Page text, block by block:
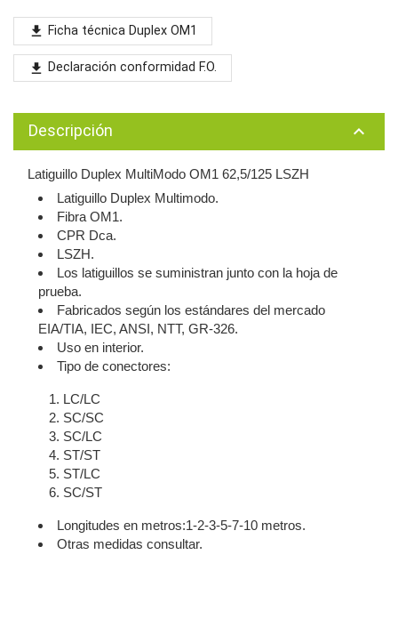
file_download Ficha técnica Duplex OM1
file_download Declaración conformidad F.O.
Descripción keyboard_arrow_up
Latiguillo Duplex MultiModo OM1 62,5/125 LSZH
Latiguillo Duplex Multimodo.
Fibra OM1.
CPR Dca.
LSZH.
Los latiguillos se suministran junto con la hoja de
prueba.
Fabricados según los estándares del mercado
EIA/TIA, IEC, ANSI, NTT, GR-326.
Uso en interior.
Tipo de conectores:
LC/LC
SC/SC
SC/LC
ST/ST
ST/LC
SC/ST
Longitudes en metros:1-2-3-5-7-10 metros.
Otras medidas consultar.